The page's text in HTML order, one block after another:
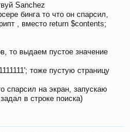
Sanchez
бинга то что он спарсил,
, вместо return $contents;
то выдаем пустое значение
тоже пустую страницу
спарсил на экран, запускаю
в строке поиска)